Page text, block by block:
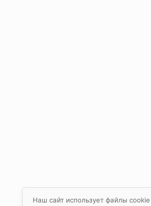
Наш сайт использует файлы